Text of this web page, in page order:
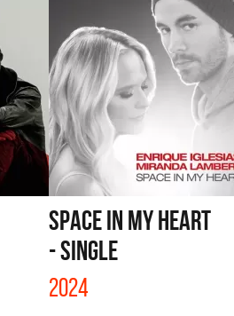
SPACE IN MY HEART
- SINGLE
2024